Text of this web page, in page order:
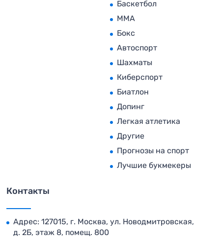
Баскетбол
MMA
Бокс
Автоспорт
Шахматы
Киберспорт
Биатлон
Допинг
Легкая атлетика
Другие
Прогнозы на спорт
Лучшие букмекеры
Контакты
Адрес: 127015, г. Москва, ул. Новодмитровская,
д. 2Б, этаж 8, помещ. 800